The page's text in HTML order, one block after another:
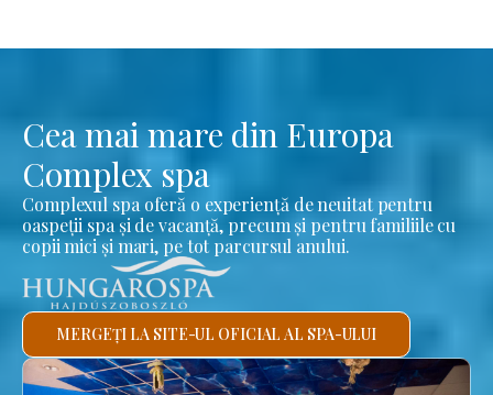
Cea mai mare din Europa
Complex spa
Complexul spa oferă o experiență de neuitat pentru
oaspeții spa și de vacanță, precum și pentru familiile cu
copii mici și mari, pe tot parcursul anului.
MERGEȚI LA SITE-UL OFICIAL AL SPA-ULUI